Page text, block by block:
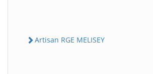
Artisan RGE MELISEY